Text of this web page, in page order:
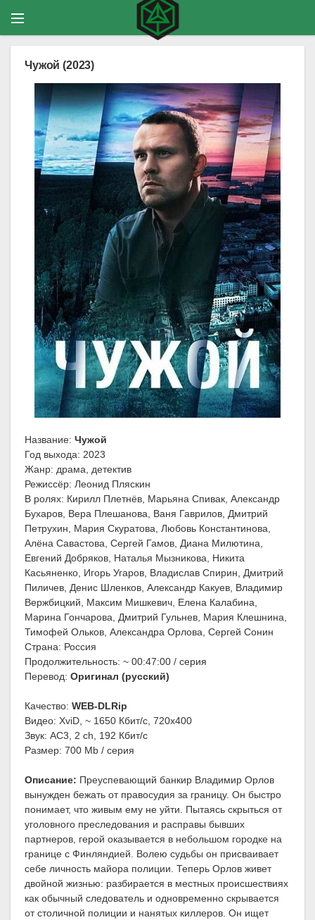
Чужой (2023)
Название: Чужой
Год выхода: 2023
Жанр: драма, детектив
Режиссёр: Леонид Пляскин
В ролях: Кирилл Плетнёв, Марьяна Спивак, Александр
Бухаров, Вера Плешанова, Ваня Гаврилов, Дмитрий
Петрухин, Мария Скуратова, Любовь Константинова,
Алёна Савастова, Сергей Гамов, Диана Милютина,
Евгений Добряков, Наталья Мызникова, Никита
Касьяненко, Игорь Угаров, Владислав Спирин, Дмитрий
Пиличев, Денис Шленков, Александр Какуев, Владимир
Вержбицкий, Максим Мишкевич, Елена Калабина,
Марина Гончарова, Дмитрий Гульнев, Мария Клешнина,
Тимофей Ольков, Александра Орлова, Сергей Сонин
Страна: Россия
Продолжительность: ~ 00:47:00 / серия
Перевод: Оригинал (русский)
Качество: WEB-DLRip
Видео: XviD, ~ 1650 Кбит/с, 720x400
Звук: AC3, 2 ch, 192 Кбит/с
Размер: 700 Mb / серия
Описание: Преуспевающий банкир Владимир Орлов
вынужден бежать от правосудия за границу. Он быстро
понимает, что живым ему не уйти. Пытаясь скрыться от
уголовного преследования и расправы бывших
партнеров, герой оказывается в небольшом городке на
границе с Финляндией. Волею судьбы он присваивает
себе личность майора полиции. Теперь Орлов живет
двойной жизнью: разбирается в местных происшествиях
как обычный следователь и одновременно скрывается
от столичной полиции и нанятых киллеров. Он ищет